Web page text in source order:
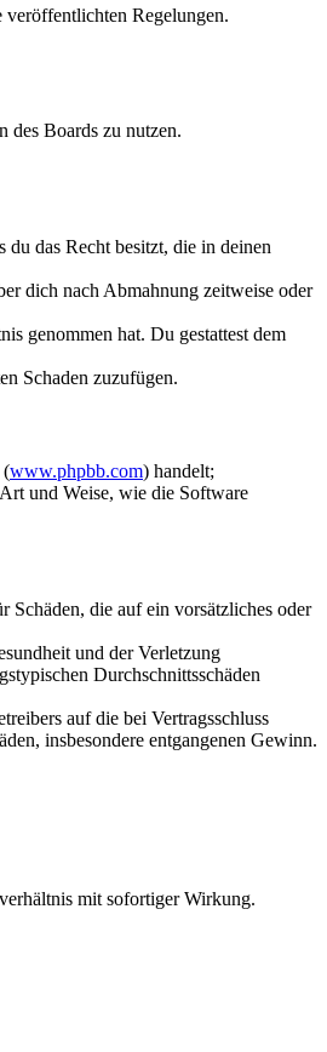
veröffentlichten Regelungen.
des Boards zu nutzen.
du das Recht besitzt, die in deinen
dich nach Abmahnung zeitweise oder
genommen hat. Du gestattest dem
Schaden zuzufügen.
(www.phpbb.com) handelt;
und Weise, wie die Software
die auf ein vorsätzliches oder
und der Verletzung
Durchschnittsschäden
auf die bei Vertragsschluss
insbesondere entgangenen Gewinn.
mit sofortiger Wirkung.